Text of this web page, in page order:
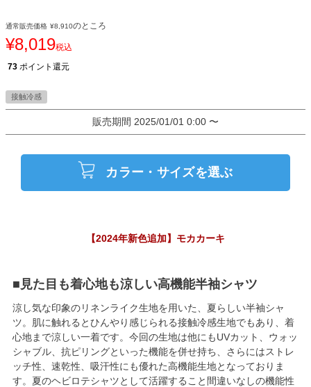
通常販売価格 ¥8,910のところ
¥8,019税込
73 ポイント還元
接触冷感
販売期間 2025/01/01 0:00 〜
カラー・サイズを選ぶ
【2024年新色追加】モカカーキ
■見た目も着心地も涼しい高機能半袖シャツ
涼し気な印象のリネンライク生地を用いた、夏らしい半袖シャ
ツ。肌に触れるとひんやり感じられる接触冷感生地でもあり、着
心地まで涼しい一着です。今回の生地は他にもUVカット、ウォッ
シャブル、抗ピリングといった機能を併せ持ち、さらにはストレ
ッチ性、速乾性、吸汗性にも優れた高機能生地となっておりま
す。夏のヘビロテシャツとして活躍すること間違いなしの機能性